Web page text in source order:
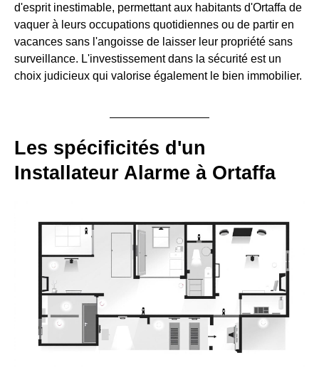
d'esprit inestimable, permettant aux habitants d'Ortaffa de
vaquer à leurs occupations quotidiennes ou de partir en
vacances sans l'angoisse de laisser leur propriété sans
surveillance. L'investissement dans la sécurité est un
choix judicieux qui valorise également le bien immobilier.
Les spécificités d'un
Installateur Alarme à Ortaffa